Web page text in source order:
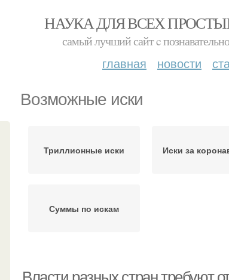
НАУКА ДЛЯ ВСЕХ
самый лучший сайт c
главная новости
Возможные иски
Триллионные иски Иски за
Суммы по искам